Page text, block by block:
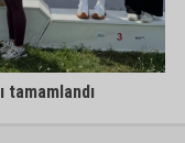
tamamlandı